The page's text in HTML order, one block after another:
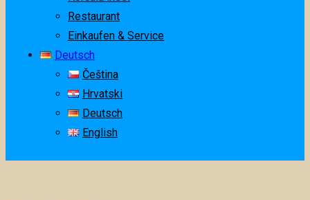
Restaurant
Einkaufen & Service
Deutsch
Čeština
Hrvatski
Deutsch
English